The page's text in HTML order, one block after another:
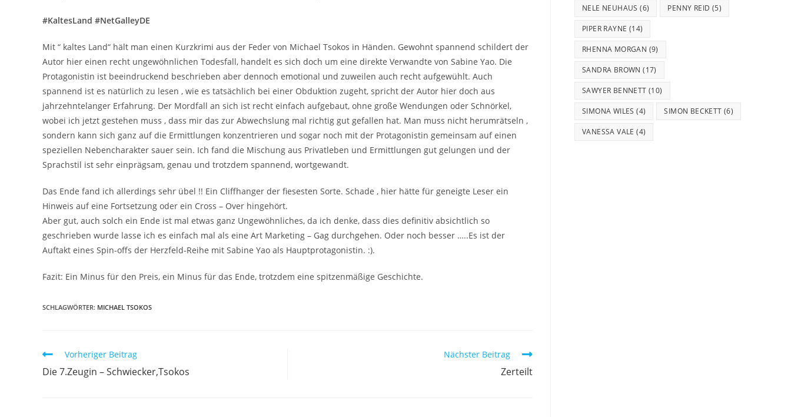
#KaltesLand #NetGalleyDE
Mit “ kaltes Land“ hält man einen Kurzkrimi aus der Feder von Michael Tsokos in Händen. Gewohnt spannend schildert der
Autor hier einen recht ungewöhnlichen Todesfall, handelt es sich doch um eine direkte Verwandte von Sabine Yao. Die
Protagonistin ist beeindruckend beschrieben aber dennoch emotional und zuweilen auch recht aufgewühlt. Auch
spannend ist es natürlich zu lesen , wie es tatsächlich bei einer Obduktion zugeht, spricht der Autor hier doch aus
jahrzehntelanger Erfahrung. Der Mordfall an sich ist recht einfach aufgebaut, ohne große Wendungen oder Schnörkel,
wobei ich jetzt gestehen muss , dass mir das zur Abwechslung mal richtig gut gefallen hat. Man muss nicht herumrätseln ,
sondern kann sich ganz auf die Ermittlungen konzentrieren und sogar noch mit der Protagonistin gemeinsam auf einen
speziellen Nebencharakter sauer sein. Ich fand die Mischung aus Privatleben und Ermittlungen gut gelungen und der
Sprachstil ist sehr einprägsam, genau und trotzdem spannend, wortgewandt.
Das Ende fand ich allerdings sehr übel !! Ein Cliffhanger der fiesesten Sorte. Schade , hier hätte für geneigte Leser ein
Hinweis auf eine Fortsetzung oder ein Cross – Over hingehört.
Aber gut, auch solch ein Ende ist mal etwas ganz Ungewöhnliches, da ich denke, dass dies definitiv absichtlich so
geschrieben wurde lasse ich es einfach mal als eine Art Marketing – Gag durchgehen. Oder noch besser …..Es ist der
Auftakt eines Spin-offs der Herzfeld-Reihe mit Sabine Yao als Hauptprotagonistin. :).
Fazit: Ein Minus für den Preis, ein Minus für das Ende, trotzdem eine spitzenmäßige Geschichte.
SCHLAGWÖRTER: MICHAEL TSOKOS
Vorheriger Beitrag
Die 7.Zeugin – Schwiecker,Tsokos
Nächster Beitrag
Zerteilt
NELE NEUHAUS (6) PENNY REID (5)
PIPER RAYNE (14)
RHENNA MORGAN (9)
SANDRA BROWN (17)
SAWYER BENNETT (10)
SIMONA WILES (4) SIMON BECKETT (6)
VANESSA VALE (4)